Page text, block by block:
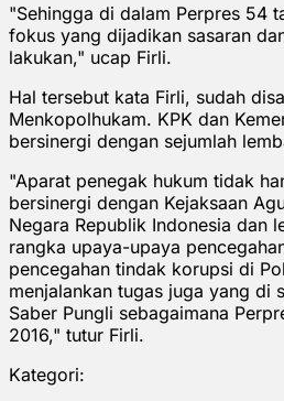
"Sehingga di dalam Perpres 54
fokus yang dijadikan sasaran
lakukan," ucap Firli.
Hal tersebut kata Firli, sudah
Menkopolhukam. KPK dan
bersinergi dengan sejumlah
"Aparat penegak hukum tidak
bersinergi dengan Kejaksaan
Negara Republik Indonesia dan
rangka upaya-upaya
pencegahan tindak korupsi di
menjalankan tugas juga yang di
Saber Pungli sebagaimana
2016," tutur Firli.
Kategori: